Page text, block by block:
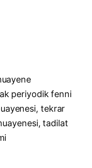
periyodik fenni
tekrar
tadilat